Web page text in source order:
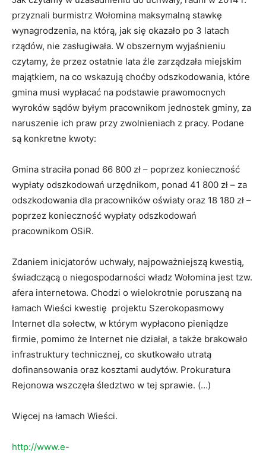
przyznali burmistrz Wołomina maksymalną stawkę
wynagrodzenia, na którą, jak się okazało po 3 latach
rządów, nie zasługiwała. W obszernym wyjaśnieniu
czytamy, że przez ostatnie lata źle zarządzała miejskim
majątkiem, na co wskazują choćby odszkodowania, które
gmina musi wypłacać na podstawie prawomocnych
wyroków sądów byłym pracownikom jednostek gminy, za
naruszenie ich praw przy zwolnieniach z pracy. Podane
są konkretne kwoty:
Gmina straciła ponad 66 800 zł – poprzez konieczność
wypłaty odszkodowań urzędnikom, ponad 41 800 zł – za
odszkodowania dla pracowników oświaty oraz 18 180 zł –
poprzez konieczność wypłaty odszkodowań
pracownikom OSiR.
Zdaniem inicjatorów uchwały, najpoważniejszą kwestią,
świadczącą o niegospodarności władz Wołomina jest tzw.
afera internetowa. Chodzi o wielokrotnie poruszaną na
łamach Wieści kwestię projektu Szerokopasmowy
Internet dla sołectw, w którym wypłacono pieniądze
firmie, pomimo że Internet nie działał, a także brakowało
infrastruktury technicznej, co skutkowało utratą
dofinansowania oraz kosztami audytów. Prokuratura
Rejonowa wszczęła śledztwo w tej sprawie. (…)
Więcej na łamach Wieści.
http://www.e-